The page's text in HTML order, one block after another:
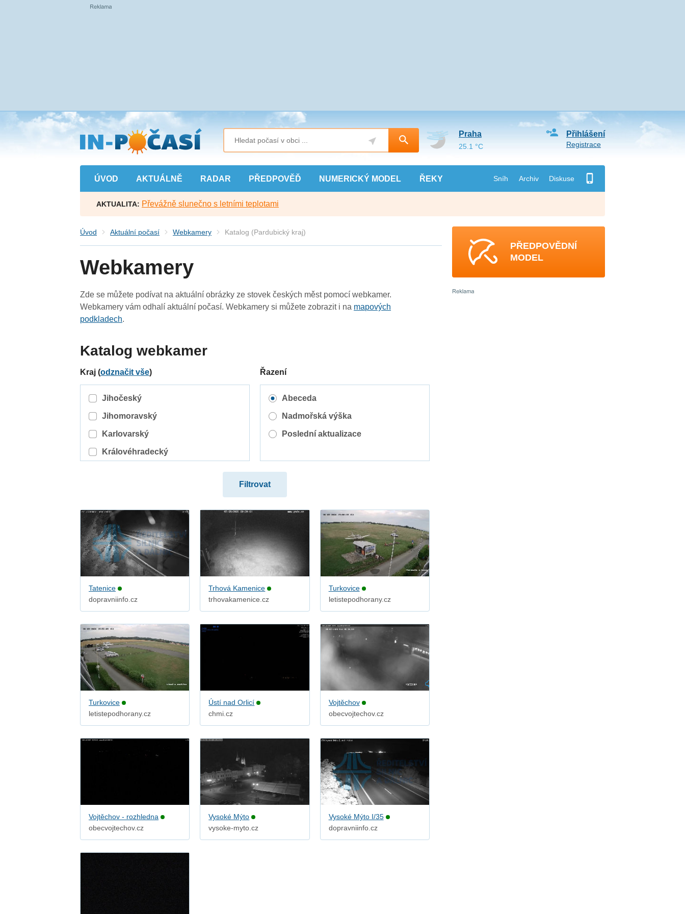
Přejít
na
hlavní
obsah
ÚVOD AKTUÁLNĚ RADAR PŘEDPOVĚĎ NUMERICKÝ MODEL ŘEKY Sníh Archiv Diskuse
Přihlášení
Registrace
Praha
25.1 °C
AKTUALITA: Převážně slunečno s letními teplotami
Úvod Aktuální počasí Webkamery Katalog (Pardubický kraj)
Webkamery
Zde se můžete podívat na aktuální obrázky ze stovek českých měst pomocí webkamer.
Webkamery vám odhalí aktuální počasí. Webkamery si můžete zobrazit i na mapových
podkladech.
Katalog webkamer
Kraj (odznačit vše)
Jihočeský
Jihomoravský
Karlovarský
Královéhradecký
Pardubický
Plzeňský
Praha
Středočeský
Ústecký
Vysočina
Zlínský
Řazení
Abeceda
Nadmořská výška
Poslední aktualizace
Tatenice
dopravniinfo.cz
Trhová Kamenice
trhovakamenice.cz
Turkovice
letistepodhorany.cz
Turkovice
letistepodhorany.cz
Ústí nad Orlicí
chmi.cz
Vojtěchov
obecvojtechov.cz
Vojtěchov - rozhledna
obecvojtechov.cz
Vysoké Mýto
vysoke-myto.cz
Vysoké Mýto I/35
dopravniinfo.cz
PŘEDPOVĚDNÍ
MODEL